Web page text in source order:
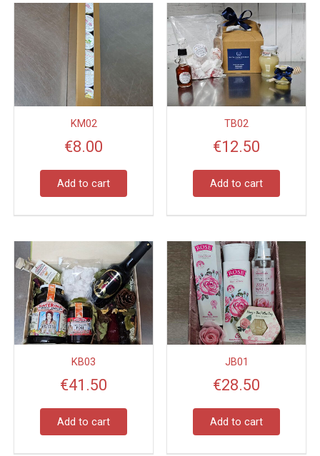
KM02
€8.00
Add to cart
TB02
€12.50
Add to cart
KB03
€41.50
Add to cart
JB01
€28.50
Add to cart